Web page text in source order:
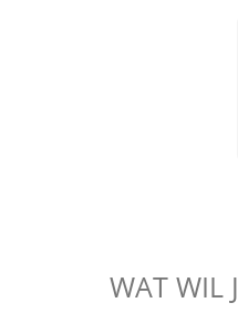
WAT WIL